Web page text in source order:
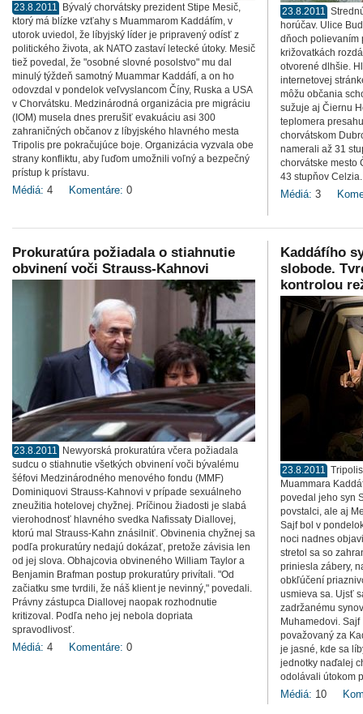
23.8.2011
Bývalý chorvátsky prezident Stipe Mesič,
ktorý má blízke vzťahy s Muammarom Kaddáfím, v
utorok uviedol, že líbyjský líder je pripravený odísť z
politického života, ak NATO zastaví letecké útoky. Mesič
tiež povedal, že "osobné slovné posolstvo" mu dal
minulý týždeň samotný Muammar Kaddáfí, a on ho
odovzdal v pondelok veľvyslancom Číny, Ruska a USA
v Chorvátsku. Medzinárodná organizácia pre migráciu
(IOM) musela dnes prerušiť evakuáciu asi 300
zahraničných občanov z líbyjského hlavného mesta
Tripolis pre pokračujúce boje. Organizácia vyzvala obe
strany konfliktu, aby ľuďom umožnili voľný a bezpečný
prístup k prístavu.
Médiá: 4 Komentáre: 0
23.8.2011
horúčav. Ulice
dňoch polievaním
križovatkách
otvorené dlhšie.
internetovej
môžu občania
sužuje aj Čiernu
teplomera
chorvátskom
namerali až 31
chorvátske mesto
43 stupňov Celzia.
Médiá: 3
Prokuratúra požiadala o stiahnutie
obvinení voči Strauss-Kahnovi
23.8.2011
Newyorská prokuratúra včera požiadala
sudcu o stiahnutie všetkých obvinení voči bývalému
šéfovi Medzinárodného menového fondu (MMF)
Dominiquovi Strauss-Kahnovi v prípade sexuálneho
zneužitia hotelovej chyžnej. Príčinou žiadosti je slabá
vierohodnosť hlavného svedka Nafissaty Diallovej,
ktorú mal Strauss-Kahn znásilniť. Obvinenia chyžnej sa
podľa prokuratúry nedajú dokázať, pretože závisia len
od jej slova. Obhajcovia obvineného William Taylor a
Benjamin Brafman postup prokuratúry privítali. "Od
začiatku sme tvrdili, že náš klient je nevinný," povedali.
Právny zástupca Diallovej naopak rozhodnutie
kritizoval. Podľa neho jej nebola dopriata
spravodlivosť.
Médiá: 4 Komentáre: 0
Kaddáfího
slobode.
kontrolou
23.8.2011
Muammara
povedal jeho syn
povstalci, ale aj
Sajf bol v
noci nadnes
stretol sa so
priniesla zábery,
obkľúčení
usmieva sa. Ujsť
zadržanému
Muhamedovi.
považovaný za
je jasné, kde sa
jednotky naďalej
odolávali útokom
Médiá: 10